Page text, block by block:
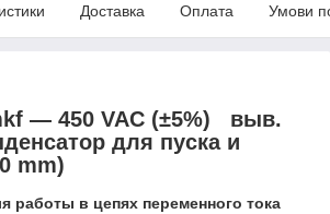
Доставка Оплата Умови
― 450 VAC (±5%) выв.
для пуска и
mm)
работы в цепях переменного тока